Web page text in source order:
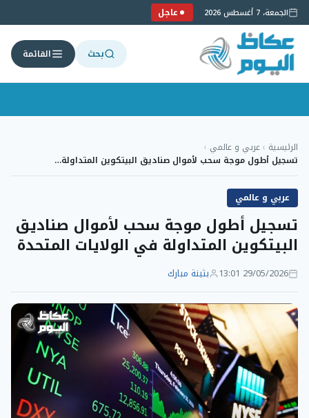
الجمعة، 7 أغسطس 2026 عاجل
بحث القائمة
إلى
المحتوى
الرئيسية ›عربي و عالمي ›
تسجيل أطول موجة سحب لأموال صناديق البيتكوين المتداولة…
عربي و عالمي
تسجيل أطول موجة سحب لأموال صناديق
البيتكوين المتداولة في الولايات المتحدة
29/05/2026 13:01 بثينة مبارك